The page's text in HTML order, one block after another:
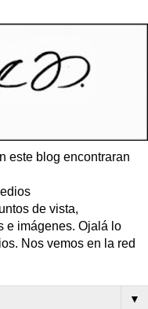
este blog encontraran
de vista,
e imágenes. Ojalá lo
Nos vemos en la red
▼